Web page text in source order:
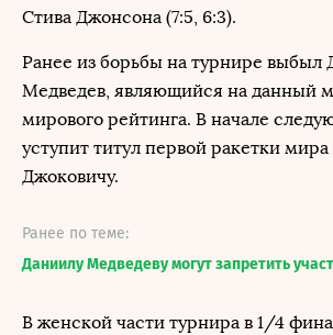
Стива Джонсона (7:5, 6:3).
Ранее из борьбы на турнире выбыл
Медведев, являющийся на данный
мирового рейтинга. В начале
уступит титул первой ракетки мира
Джоковичу.
Ранее по теме:
Даниилу Медведеву могут запретить
В женской части турнира в 1/4